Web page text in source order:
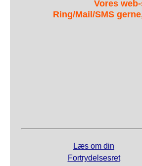
Vores
Ring/Mail/SMS
Læs om din
Fortrydelsesret